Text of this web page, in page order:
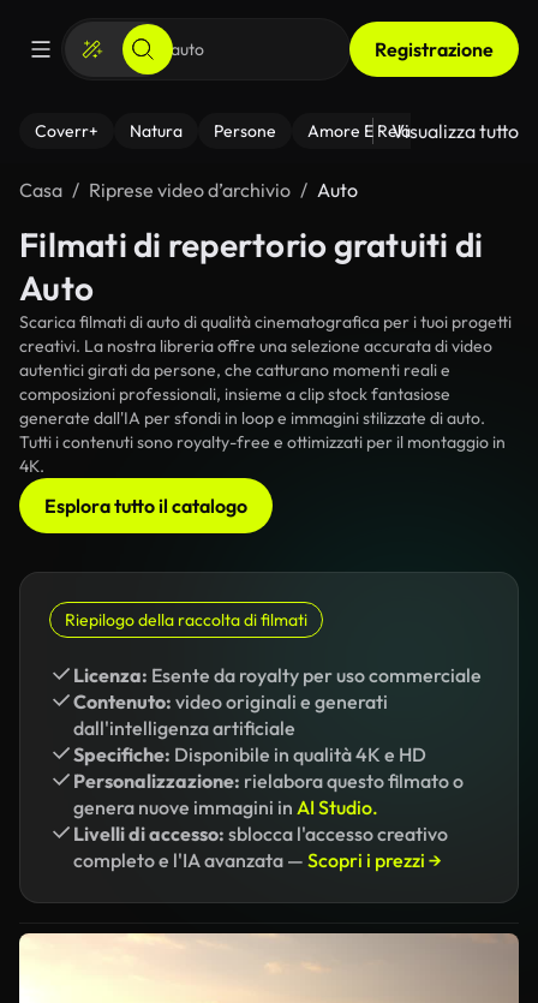
Registrazione
Coverr+ Natura Persone Amore E Relazioni Il
Visualizza tutto
Casa Riprese video d’archivio Auto
Filmati di repertorio gratuiti di
Auto
Scarica filmati di auto di qualità cinematografica per i tuoi progetti
creativi. La nostra libreria offre una selezione accurata di video
autentici girati da persone, che catturano momenti reali e
composizioni professionali, insieme a clip stock fantasiose
generate dall'IA per sfondi in loop e immagini stilizzate di auto.
Tutti i contenuti sono royalty-free e ottimizzati per il montaggio in
4K.
Esplora tutto il catalogo
Riepilogo della raccolta di filmati
Licenza: Esente da royalty per uso commerciale
Contenuto: video originali e generati
dall'intelligenza artificiale
Specifiche: Disponibile in qualità 4K e HD
Personalizzazione: rielabora questo filmato o
genera nuove immagini in AI Studio.
Livelli di accesso: sblocca l'accesso creativo
completo e l'IA avanzata — Scopri i prezzi →